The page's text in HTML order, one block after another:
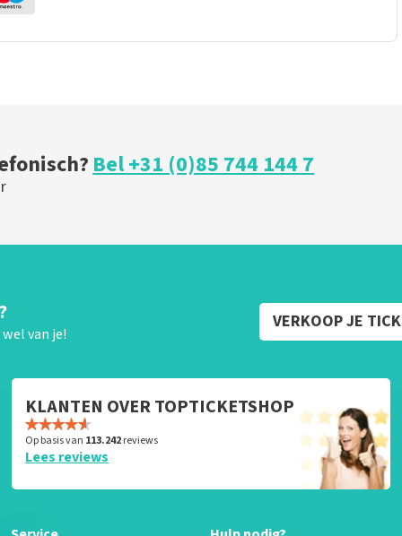
Bel +31 (0)85 744 144 7
van je!
VERKOOP JE
KLANTEN OVER TOPTICKETSHOP
Op basis van 113.242reviews
Lees reviews